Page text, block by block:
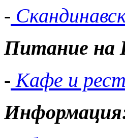
-
Питание на
- Кафе и